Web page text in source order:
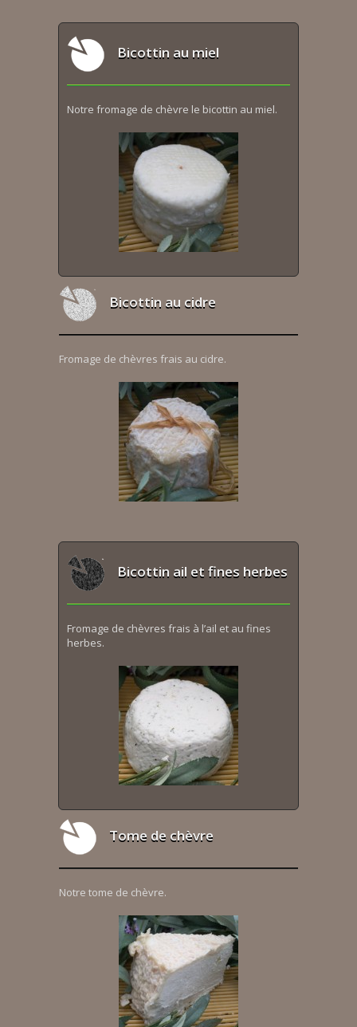
Bicottin au miel
Notre fromage de chèvre le bicottin au miel.
Bicottin au cidre
Fromage de chèvres frais au cidre.
Bicottin ail et fines herbes
Fromage de chèvres frais à l’ail et au fines
herbes.
Tome de chèvre
Notre tome de chèvre.